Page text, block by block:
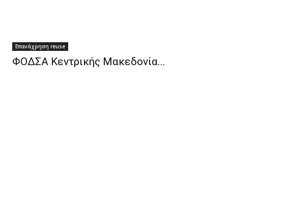
Επανάχρηση reuse
ΦΟΔΣΑ Κεντρικής Μακεδονία...